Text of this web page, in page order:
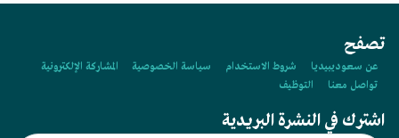
تصفح
عن سعوديبيديا شروط الاستخدام سياسة الخصوصية
المشاركة الإلكترونية
تواصل معنا
التوظيف
اشترك في النشرة البريدية